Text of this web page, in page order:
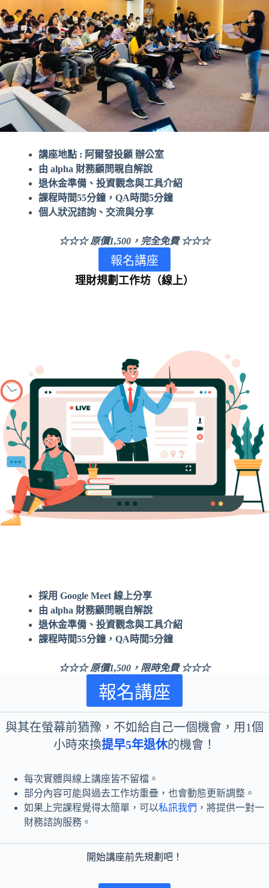
講座地點 : 阿爾發投顧 辦公室
由 alpha 財務顧問親自解說
退休金準備、投資觀念與工具介紹
課程時間55分鐘，QA時間5分鐘
個人狀況諮詢、交流與分享
☆☆☆原價1,500， 完全免費 ☆☆☆
報名講座
理財規劃工作坊（線上）
採用 Google Meet 線上分享
由 alpha 財務顧問親自解說
退休金準備、投資觀念與工具介紹
課程時間55分鐘，QA時間5分鐘
☆☆☆ 原價1,500，限時免費 ☆☆☆
報名講座
與其在螢幕前猶豫，不如給自己一個機會，用1個
小時來換提早5年退休的機會！
每次實體與線上講座皆不留檔。
部分內容可能與過去工作坊重疊，也會動態更新調整。
如果上完課程覺得太簡單，可以私訊我們 ，將提供一對一
財務諮詢服務。
開始講座前先規劃吧！